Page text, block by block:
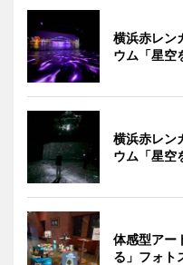
横浜赤レン
ウム「星
横浜赤レン
ウム「星
体感型アー
る」フォト